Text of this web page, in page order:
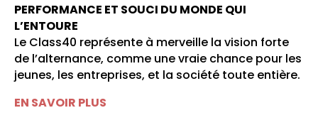
PERFORMANCE ET SOUCI DU MONDE QUI
L’ENTOURE
Le Class40 représente à merveille la vision forte
de l’alternance, comme une vraie chance pour les
jeunes, les entreprises, et la société toute entière.
EN SAVOIR PLUS